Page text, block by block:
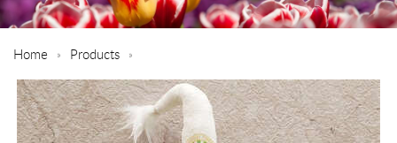
Home Products